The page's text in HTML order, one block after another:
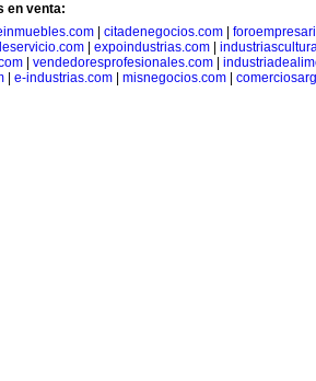
en venta:
citadenegocios.com
expoindustrias.com
| vendedoresprofesionales.com|
e-industrias.com misnegocios.com